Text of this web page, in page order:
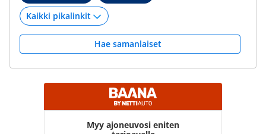
Hae samanlaiset
Myy ajoneuvosi eniten